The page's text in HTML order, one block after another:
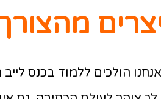
הולכים ללמוד בכנס